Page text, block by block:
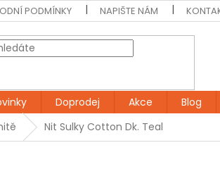
PODMÍNKY NAPIŠTE NÁM
Doprodej Akce Blog
Nit Sulky Cotton Dk. Teal